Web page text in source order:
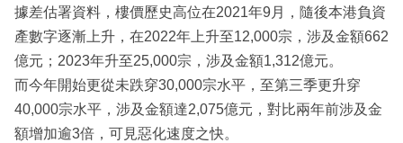
據差估署資料，樓價歷史高位在2021年9月，隨後本港負資
產數字逐漸上升，在2022年上升至12,000宗，涉及金額662
億元；2023年升至25,000宗，涉及金額1,312億元。
而今年開始更從未跌穿30,000宗水平，至第三季更升穿
40,000宗水平，涉及金額達2,075億元，對比兩年前涉及金
額增加逾3倍，可見惡化速度之快。